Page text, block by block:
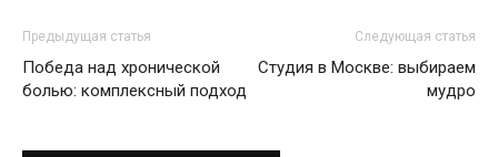
Предыдущая статья
Победа над хронической
болью: комплексный подход
Следующая статья
Студия в Москве: выбираем
мудро